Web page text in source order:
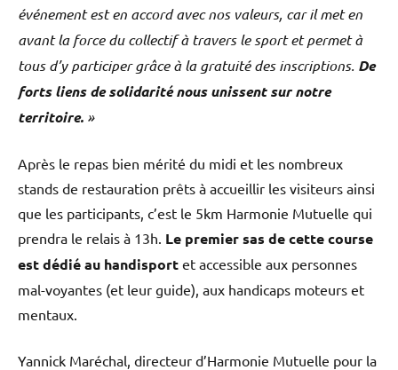
événement est en accord avec nos valeurs, car il met en
avant la force du collectif à travers le sport et permet à
tous d’y participer grâce à la gratuité des inscriptions. De
forts liens de solidarité nous unissent sur notre
territoire. »
Après le repas bien mérité du midi et les nombreux
stands de restauration prêts à accueillir les visiteurs ainsi
que les participants, c’est le 5km Harmonie Mutuelle qui
prendra le relais à 13h. Le premier sas de cette course
est dédié au handisport et accessible aux personnes
mal-voyantes (et leur guide), aux handicaps moteurs et
mentaux.
Yannick Maréchal, directeur d’Harmonie Mutuelle pour la